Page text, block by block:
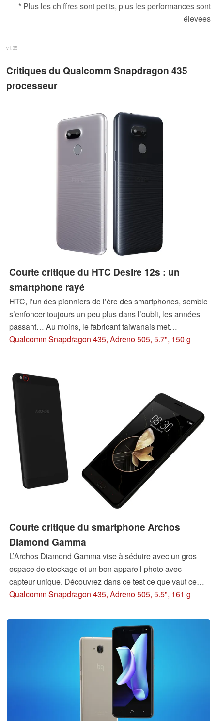
* Plus les chiffres sont petits, plus les performances sont
élevées
v1.35
Critiques du Qualcomm Snapdragon 435
processeur
Courte critique du HTC Desire 12s : un
smartphone rayé
HTC, l’un des pionniers de l’ère des smartphones, semble
s’enfoncer toujours un peu plus dans l’oubli, les années
passant… Au moins, le fabricant taiwanais met
maintenant à jour sa gamme du milieu de gamme et
Qualcomm Snapdragon 435, Adreno 505, 5.7", 150 g
Courte critique du smartphone Archos
Diamond Gamma
L’Archos Diamond Gamma vise à séduire avec un gros
espace de stockage et un bon appareil photo avec
capteur unique. Découvrez dans ce test ce que vaut ce
smartphone, et ce qu’il a en commun avec un de ses
Qualcomm Snapdragon 435, Adreno 505, 5.5", 161 g